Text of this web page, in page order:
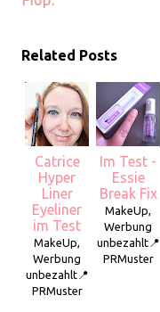
Related Posts
Catrice
Hyper
Liner
Eyeliner
im Test
MakeUp,
Werbung
unbezahlt📍
PRMuster
Im Test -
Essie
Break Fix
MakeUp,
Werbung
unbezahlt📍
PRMuster